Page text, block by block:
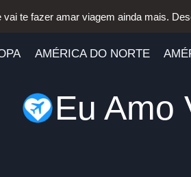
vai te fazer amar viagem ainda mais.
AMÉRICA DO NORTE
Eu Amo